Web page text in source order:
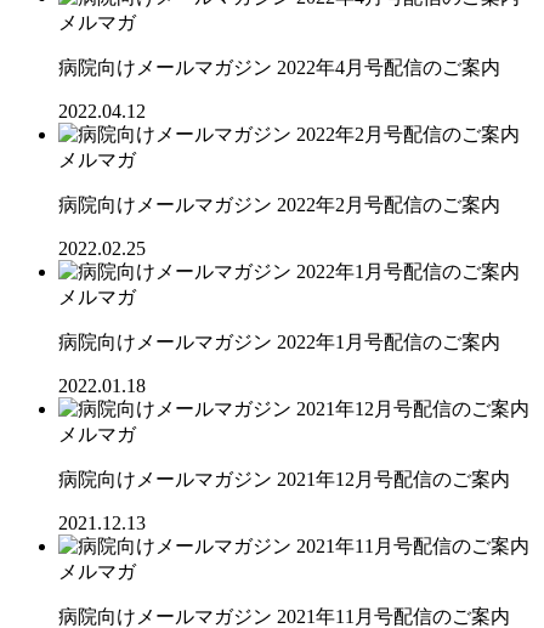
メルマガ
病院向けメールマガジン 2022年4月号配信のご案内
2022.04.12
メルマガ
病院向けメールマガジン 2022年2月号配信のご案内
2022.02.25
メルマガ
病院向けメールマガジン 2022年1月号配信のご案内
2022.01.18
メルマガ
病院向けメールマガジン 2021年12月号配信のご案内
2021.12.13
メルマガ
病院向けメールマガジン 2021年11月号配信のご案内